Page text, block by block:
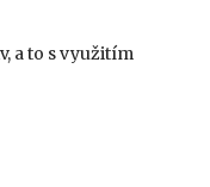
a to s využitím